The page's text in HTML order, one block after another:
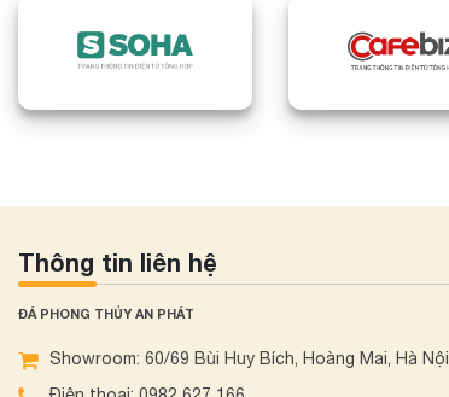
Thông tin liên hệ
ĐÁ PHONG THỦY AN PHÁT
Showroom: 60/69 Bùi Huy Bích, Hoàng Mai, Hà Nội